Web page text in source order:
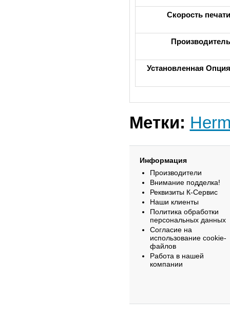
Скорость печати
Производитель
Установленная Опция
Метки:
Информация
Производители
Внимание подделка!
Реквизиты К-Сервис
Наши клиенты
Политика обработки
персональных данных
Согласие на
использование cookie-
файлов
Работа в нашей
компании